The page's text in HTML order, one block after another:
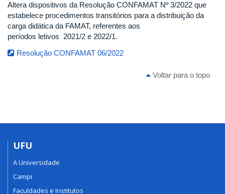
Altera dispositivos da Resolução CONFAMAT Nº 3/2022 que
estabelece procedimentos transitórios para a distribuição da
carga didática da FAMAT, referentes aos
períodos letivos 2021/2 e 2022/1.
Resolução CONFAMAT 06/2022
Voltar para o topo
UFU
A Universidade
Campi
Faculdades e Institutos